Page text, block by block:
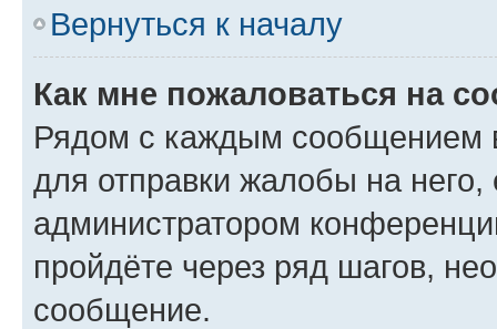
Вернуться к началу
Как мне пожаловаться на
Рядом с каждым сообщением
для отправки жалобы на
администратором
пройдёте через ряд шагов,
сообщение.